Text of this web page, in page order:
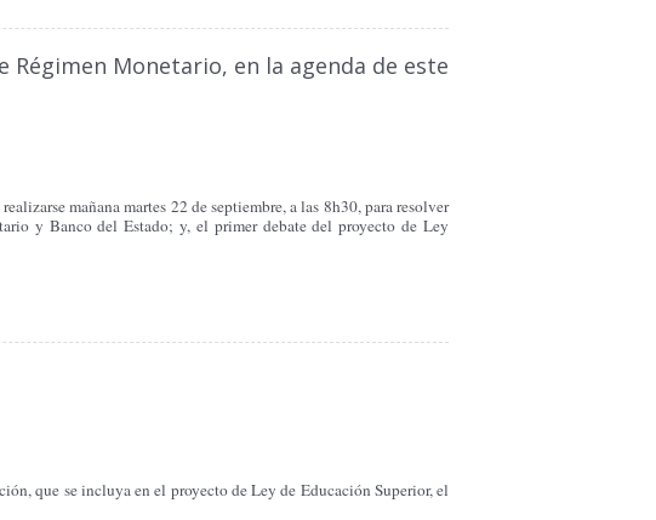
Régimen Monetario, en la agenda de este
mañana martes 22 de septiembre, a las 8h30, para resolver
y Banco del Estado; y, el primer debate del proyecto de Ley
que se incluya en el proyecto de Ley de Educación Superior, el